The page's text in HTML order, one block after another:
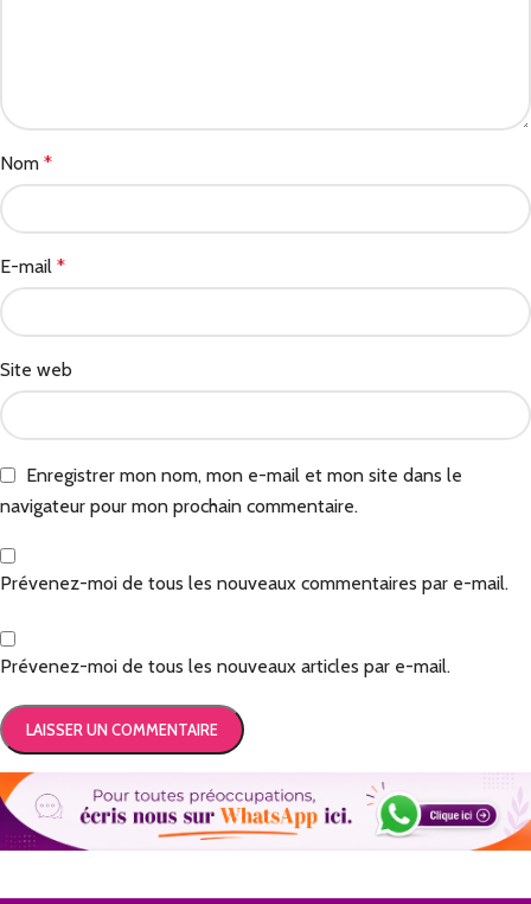
Nom *
E-mail *
Site web
Enregistrer mon nom, mon e-mail et mon site dans le
navigateur pour mon prochain commentaire.
Prévenez-moi de tous les nouveaux commentaires par e-mail.
Prévenez-moi de tous les nouveaux articles par e-mail.